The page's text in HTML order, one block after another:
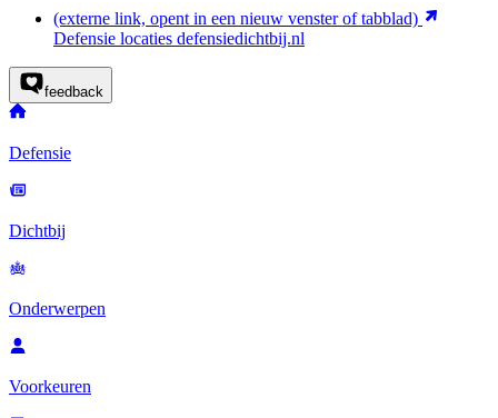
(externe link, opent in een nieuw venster of tabblad)
Defensie locaties defensiedichtbij.nl
feedback
Defensie
Dichtbij
Onderwerpen
Voorkeuren